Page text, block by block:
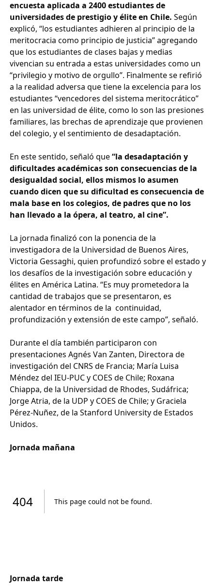
encuesta aplicada a 2400 estudiantes de
universidades de prestigio y élite en Chile. Según
explicó, “los estudiantes adhieren al principio de la
meritocracia como principio de justicia” agregando
que los estudiantes de clases bajas y medias
vivencian su entrada a estas universidades como un
“privilegio y motivo de orgullo”. Finalmente se refirió
a la realidad adversa que tiene la excelencia para los
estudiantes “vencedores del sistema meritocrático”
en las universidad de élite, como lo son las presiones
familiares, las brechas de aprendizaje que provienen
del colegio, y el sentimiento de desadaptación.
En este sentido, señaló que“la desadaptación y
dificultades académicas son consecuencias de la
desigualdad social, ellos mismos lo asumen
cuando dicen que su dificultad es consecuencia de
mala base en los colegios, de padres que no los
han llevado a la ópera, al teatro, al cine”.
La jornada finalizó con la ponencia de la
investigadora de la Universidad de Buenos Aires,
Victoria Gessaghi, quien profundizó sobre el estado y
los desafíos de la investigación sobre educación y
élites en América Latina. “Es muy prometedora la
cantidad de trabajos que se presentaron, es
alentador en términos de la continuidad,
profundización y extensión de este campo”, señaló.
Durante el día también participaron con
presentaciones Agnés Van Zanten, Directora de
investigación del CNRS de Francia; María Luisa
Méndez del IEU-PUC y COES de Chile; Roxana
Chiappa, de la Universidad de Rhodes, Sudáfrica;
Jorge Atria, de la UDP y COES de Chile; y Graciela
Pérez-Nuñez, de la Stanford University de Estados
Unidos.
Jornada mañana
Jornada tarde